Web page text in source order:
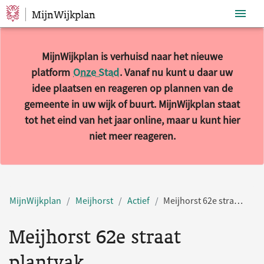
Sla navigatie over
MijnWijkplan
MijnWijkplan is verhuisd naar het nieuwe
platform Onze Stad. Vanaf nu kunt u daar uw
idee plaatsen en reageren op plannen van de
gemeente in uw wijk of buurt. MijnWijkplan staat
tot het eind van het jaar online, maar u kunt hier
niet meer reageren.
MijnWijkplan Meijhorst Actief Meijhorst 62e straat plantvak
Meijhorst 62e straat